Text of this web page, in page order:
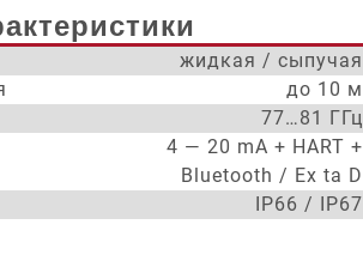
жидкая / сыпучая
до 10 м
77…81 ГГц
4 — 20 mA + HART +
Bluetooth / Ex ta D
IP66 / IP67